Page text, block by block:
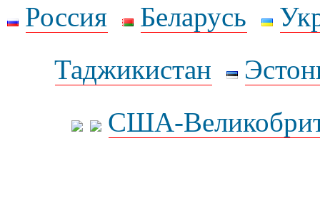
Россия Беларусь
Таджикистан
США-